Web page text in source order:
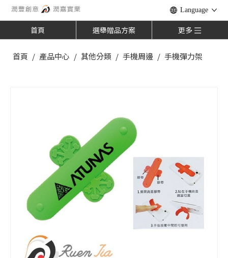
Language
首頁 選舉贈品方案 更多
首頁 / 產品中心 / 其他分類 / 手機周邊 / 手機彈力架